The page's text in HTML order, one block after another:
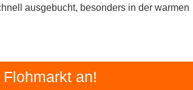
ausgebucht, besonders in der warmen
an!